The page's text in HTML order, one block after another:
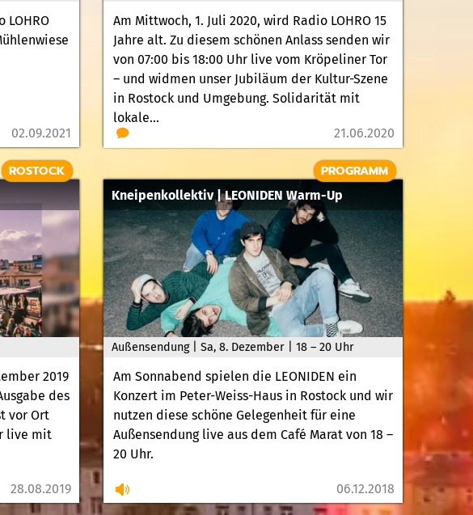
LOHRO
02.09.2021
Am Mittwoch, 1. Juli 2020, wird Radio LOHRO 15
Jahre alt. Zu diesem schönen Anlass senden wir
von 07:00 bis 18:00 Uhr live vom Kröpeliner Tor
– und widmen unser Jubiläum der Kultur-Szene
in Rostock und Umgebung. Solidarität mit
lokale...
21.06.2020
ROSTOCK
2019
des
vor Ort
live mit
28.08.2019
Außensendung | Sa, 8. Dezember | 18 – 20 Uhr
Kneipenkollektiv | LEONIDEN Warm-Up
PROGRAMM
Am Sonnabend spielen die LEONIDEN ein
Konzert im Peter-Weiss-Haus in Rostock und wir
nutzen diese schöne Gelegenheit für eine
Außensendung live aus dem Café Marat von 18 –
20 Uhr.
06.12.2018